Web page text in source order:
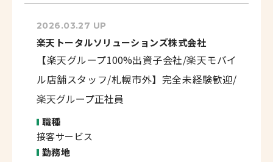
2026.03.27 UP
楽天トータルソリューションズ株式会社
【楽天グループ100%出資子会社/楽天モバイ
ル店舗スタッフ/札幌市外】完全未経験歓迎/
楽天グループ正社員
職種
接客サービス
勤務地